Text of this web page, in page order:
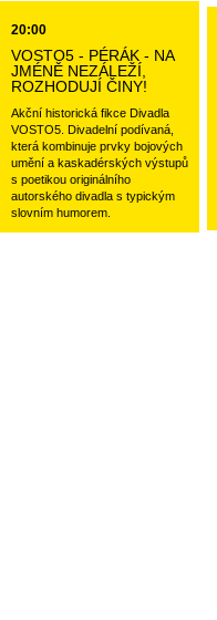
20:00
VOSTO5 - PÉRÁK - NA
JMÉNĚ NEZÁLEŽÍ,
ROZHODUJÍ ČINY!
Akční historická fikce Divadla
VOSTO5. Divadelní podívaná,
která kombinuje prvky bojových
umění a kaskadérských výstupů
s poetikou originálního
autorského divadla s typickým
slovním humorem.